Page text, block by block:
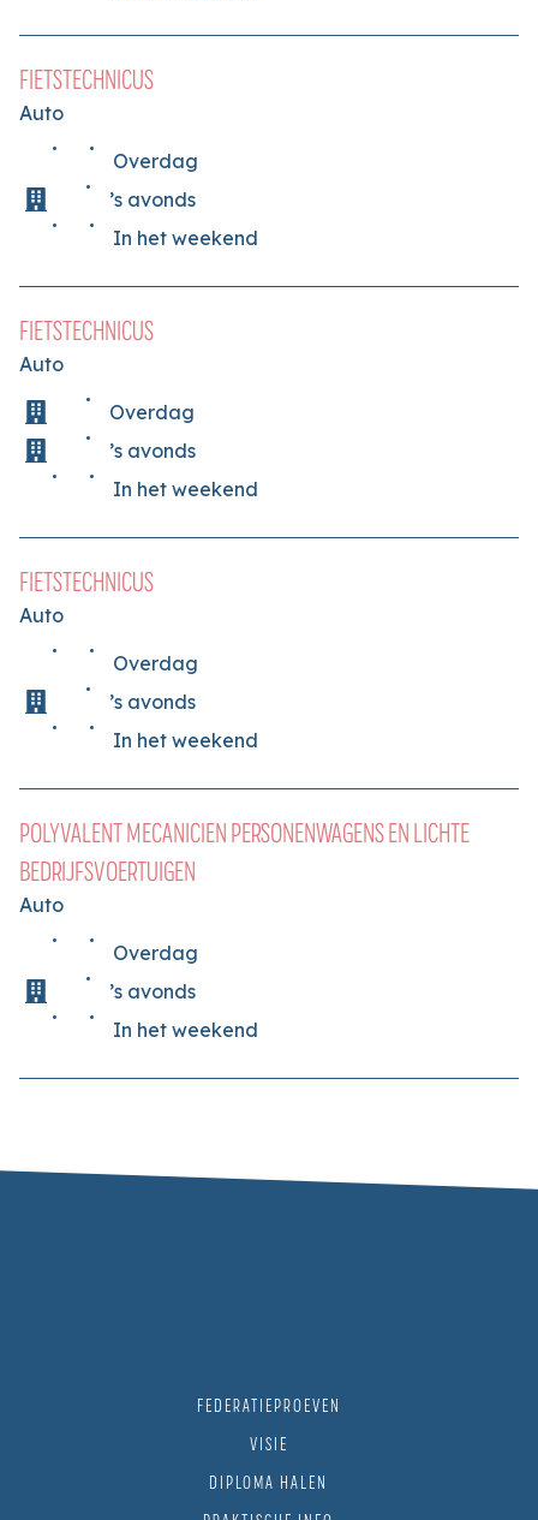
FIETSTECHNICUS
Auto
Overdag
’s avonds
In het weekend
FIETSTECHNICUS
Auto
Overdag
’s avonds
In het weekend
FIETSTECHNICUS
Auto
Overdag
’s avonds
In het weekend
POLYVALENT MECANICIEN PERSONENWAGENS EN LICHTE
BEDRIJFSVOERTUIGEN
Auto
Overdag
’s avonds
In het weekend
FEDERATIEPROEVEN
VISIE
DIPLOMA HALEN